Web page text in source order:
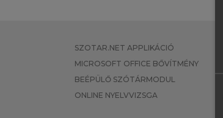
SZOTAR.NET APPLIKÁCIÓ
MICROSOFT OFFICE BŐVÍTMÉNY
BEÉPÜLŐ SZÓTÁRMODUL
ONLINE NYELVVIZSGA